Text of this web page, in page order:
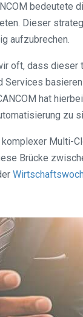
bedeutete
Dieser
aufzubrechen.
oft, dass
hat
zu
Multi-
Brücke